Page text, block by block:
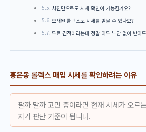
사진만으로도 시세 확인이 가능한가요?
오래된 롤렉스도 시세를 받을 수 있나요?
무료 견적이라는데 정말 아무 부담 없이 받아
홍은동 롤렉스 매입 시세를 확인하려는 이유
팔까 말까 고민 중이라면 현재 시세가 오르
지가 판단 기준이 됩니다.